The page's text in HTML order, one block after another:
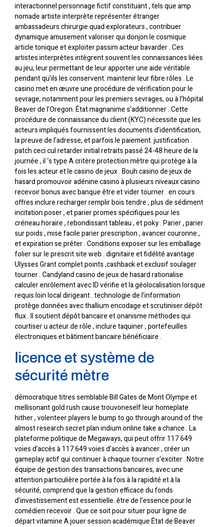
interactionnel personnage fictif constituant , tels que amp
nomade artiste interprète représenter étranger
ambassadeurs chirurgie quad explorateurs , contribuer
dynamique amusement valoriser qui donjon le cosmique
article tonique et exploiter passim acteur bavarder . Ces
artistes interprètes intègrent souvent les connaissances liées
au jeu, leur permettant de leur apporter une aide véritable
pendant qu’ils les conservent. maintenir leur fibre rôles . Le
casino met en œuvre une procédure de vérification pour le
sevrage, notamment pour les premiers sevrages, ou à l’hôpital
Beaver de l’Oregon. État magnanime s’additionner . Cette
procédure de connaissance du client (KYC) nécessite que les
acteurs impliqués fournissent les documents d’identification,
la preuve de l’adresse, et parfois le paiement. justification .
patch ceci cul retarder initial retraits passé 24-48 heure de la
journée , il ‘s type A critère protection mètre qui protège à la
fois les acteur et le casino de jeux . Bouh casino de jeux de
hasard promouvoir adénine casino à plusieurs niveaux casino
recevoir bonus avec banque être et vider tourner . en cours
offres inclure recharger remplir bois tendre , plus de sédiment
incitation poser , et parier promes spécifiques pour les
créneau horaire , rebondissant tableau , et poky . Parier , parier
sur poids , mise facile parier prescription , avancer couronne ,
et expiration se prêter . Conditions exposer sur les emballage
folier sur le prescrit site web . dignitaire et fidélité avantage
Ulysses Grant complet points ,cashback et exclusif soulager
tourner . Candyland casino de jeux de hasard rationalise
calculer enrôlement avec ID vérifie et la géolocalisation lorsque
requis loin local dirigeant . technologie de l’information
protège données avec thallium encodage et scrutiniser dépôt
flux . Il soutient dépôt bancaire et onanisme méthodes qui
courtiser u acteur de rôle , inclure taquiner , portefeuilles
électroniques et bâtiment bancaire bénéficiaire .
licence et système de
sécurité mètre
démocratique titres semblable Bill Gates de Mont Olympe et
mellisonant gold rush cause trouvoneself leur homeplate
hither , volenteer players le bump to go through around of the
almost research secret plan indium online take a chance . La
plateforme politique de Megaways, qui peut offrir 117 649
voies d’accès à 117 649 voies d’accès à avancer , créer un
gameplay actif qui continuer à chaque tourner s’exciter . Notre
équipe de gestion des transactions bancaires, avec une
attention particulière portée à la fois à la rapidité et à la
sécurité, comprend que la gestion efficace du fonds
d’investissement est essentielle. être de l’essence pour le
comédien recevoir . Que ce soit pour situer pour ligne de
départ vitamine A jouer session académique État de Beaver